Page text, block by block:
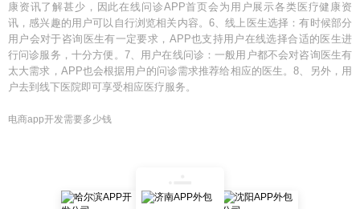
康资讯了解甚少，因此在线问诊APP首页会为用户展示各类医疗健康资
讯，感兴趣的用户可以自行浏览相关内容。6、线上医生选择：有时候部分
用户会对于咨询医生有一定要求，APP也支持用户在线选择合适的医生进
行问诊服务，十分方便。7、用户在线问诊：一般用户都不会对咨询医生有
太大需求，APP也会根据用户的问诊需求推荐给相应的医生。8、另外，用
户去到线下医院即可享受相应医疗服务。
电商app开发需要多少钱